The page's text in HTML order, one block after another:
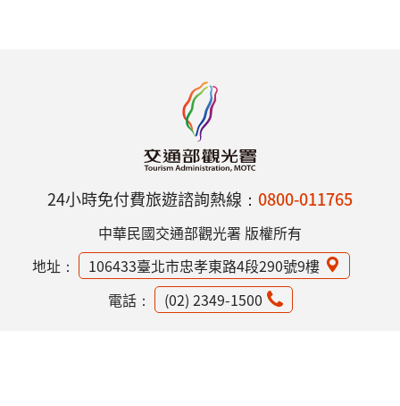
24小時免付費旅遊諮詢熱線： 0800-011765
中華民國交通部觀光署 版權所有
地址：
106433臺北市忠孝東路4段290號9樓
電話：
(02) 2349-1500